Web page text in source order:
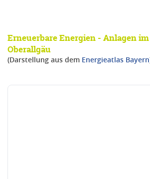
Erneuerbare Energien - Anlagen
Oberallgäu
(Darstellung aus dem Energieatlas Bayern